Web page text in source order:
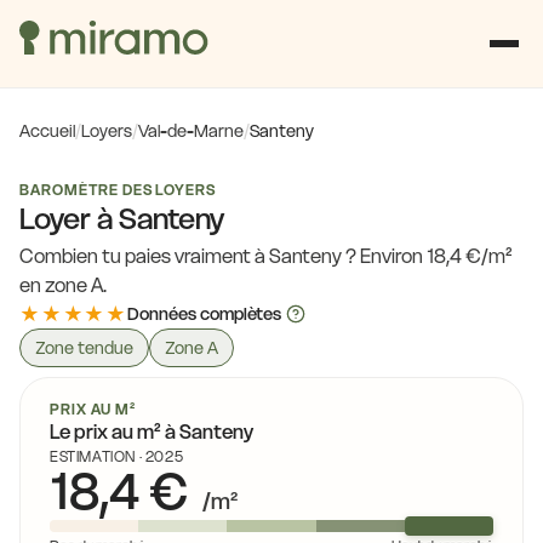
Accueil/Loyers/Val-de-Marne/Santeny
BAROMÈTRE DES LOYERS
Loyer à Santeny
Combien tu paies vraiment à Santeny ? Environ 18,4 €/m²
en zone A.
★★★★★Données complètes
Zone tendue
Zone A
PRIX AU M²
Le prix au m² à Santeny
ESTIMATION · 2025
18,4 € /m²